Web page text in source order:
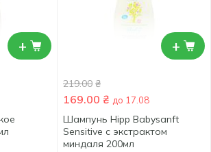
+ +
219.00 ₴
169.00 ₴ до 17.08
Шампунь Hipp Babysanft
Sensitive с экстрактом
миндаля 200мл